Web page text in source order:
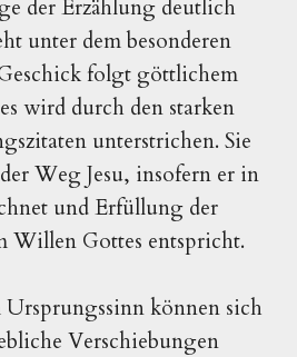
der Erzählung deutlich
unter dem besonderen
folgt göttlichem
wird durch den starken
unterstrichen. Sie
Weg Jesu, insofern er in
und Erfüllung der
Willen Gottes entspricht.
können sich
Verschiebungen